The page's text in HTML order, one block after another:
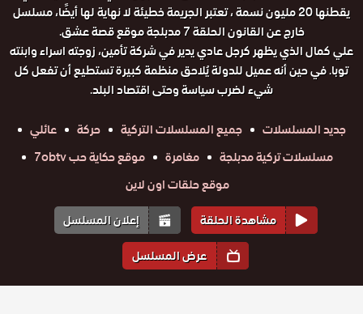
يقطنها 20 مليون نسمة ، تعتبر الجريمة خطيئة لا نهاية لها أيضًا، مسلسل
خارج عن القانون الحلقة 7 مدبلجة موقع قصة عشق.
علي كمال الذي يظهر كرجل عادي يدير في شركة تأمين، زوجته اسراء وابنته
توبا. في حين أنه عميل للدولة يُلاحق منظمة كبيرة تستطيع أن تفعل كل
شيء لضرب سياسة وحتى اقتصاد البلد.
جديد المسلسلات
جميع المسلسلات التركية حركة
عائلي
مسلسلات تركية مدبلجة
مغامرة
موقع حكاية حب 7obtv
موقع حلقات اون لاين
مشاهدة الحلقة
إعلان المسلسل
عرض المسلسل